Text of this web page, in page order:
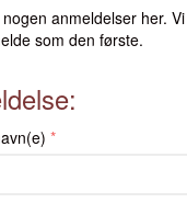
anmeldelser her.
som den første.